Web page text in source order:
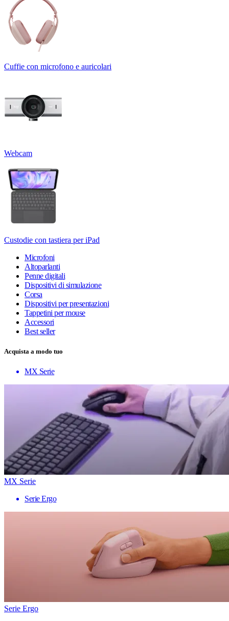
Cuffie con microfono e auricolari
Webcam
Custodie con tastiera per iPad
Microfoni
Altoparlanti
Penne digitali
Dispositivi di simulazione
Corsa
Dispositivi per presentazioni
Tappetini per mouse
Accessori
Best seller
Acquista a modo tuo
MX Serie
MX Serie
Serie Ergo
Serie Ergo